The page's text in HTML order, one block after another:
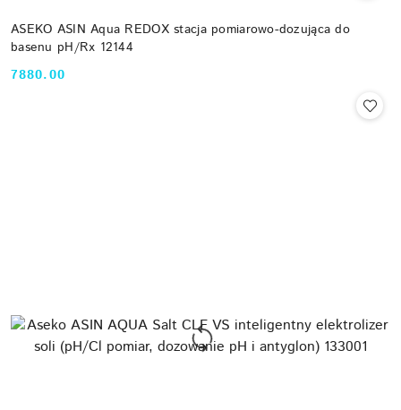
ASEKO ASIN Aqua REDOX stacja pomiarowo-dozująca do
basenu pH/Rx 12144
Cena:
7880.00